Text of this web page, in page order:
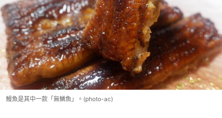
鰻魚是其中一款「無鱗魚」。(photo-ac)